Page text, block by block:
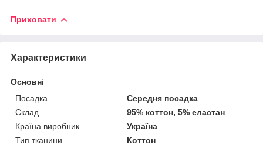
Приховати
Характеристики
Основні
Посадка
Середня посадка
Склад
95% коттон, 5% еластан
Країна виробник
Україна
Тип тканини
Коттон